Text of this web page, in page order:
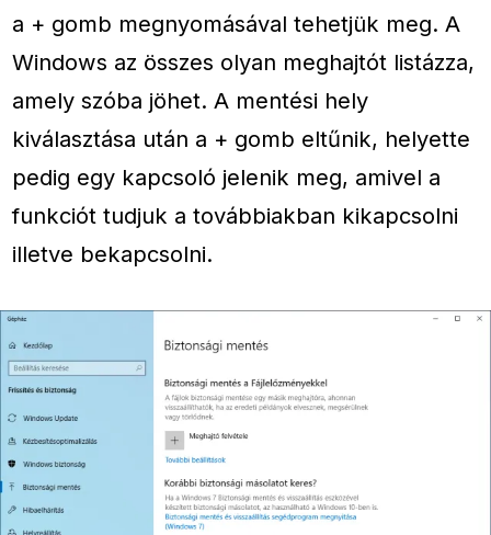
a + gomb megnyomásával tehetjük meg. A
Windows az összes olyan meghajtót listázza,
amely szóba jöhet. A mentési hely
kiválasztása után a + gomb eltűnik, helyette
pedig egy kapcsoló jelenik meg, amivel a
funkciót tudjuk a továbbiakban kikapcsolni
illetve bekapcsolni.